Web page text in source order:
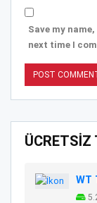
Save my
next time I
ÜCRETSİZ
WT